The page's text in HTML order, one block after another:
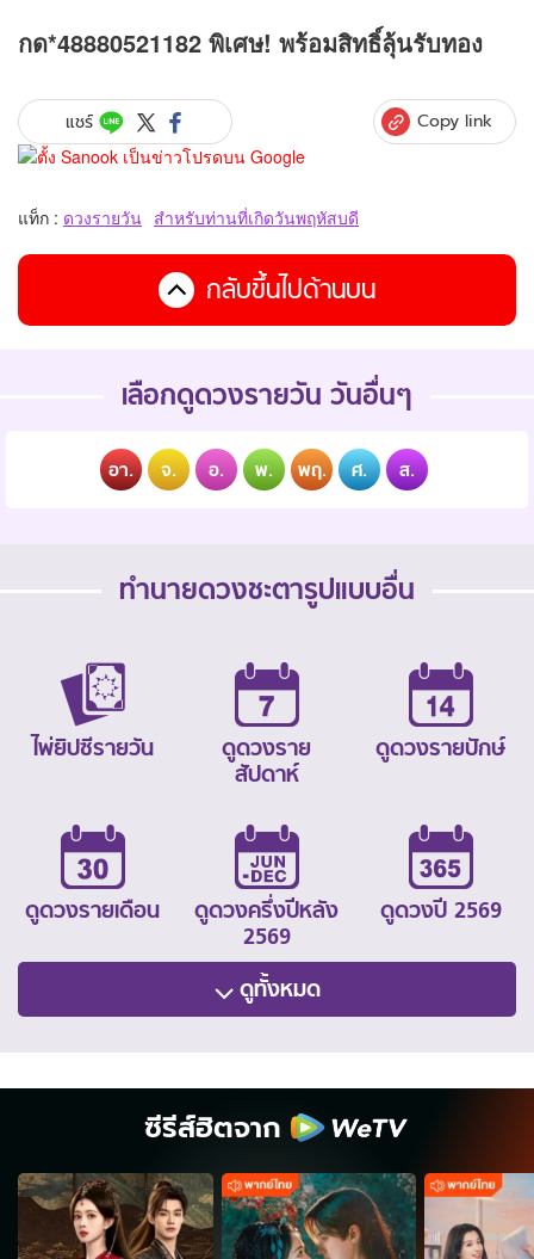
กด*48880521182 พิเศษ! พร้อมสิทธิ์ลุ้นรับทอง
แชร์ Copy link
แท็ก : ดวงรายวัน สำหรับท่านที่เกิดวันพฤหัสบดี
กลับขึ้นไปด้านบน
เลือกดูดวงรายวัน วันอื่นๆ
อา. จ. อ. พ. พฤ. ศ. ส.
ทำนายดวงชะตารูปแบบอื่น
ไพ่ยิปซีรายวัน
ดูดวงราย
สัปดาห์
ดูดวงรายปักษ์
ดูดวงรายเดือน
ดูดวงครึ่งปีหลัง
2569
ดูดวงปี 2569
ดูทั้งหมด
ซีรีส์ฮิตจาก